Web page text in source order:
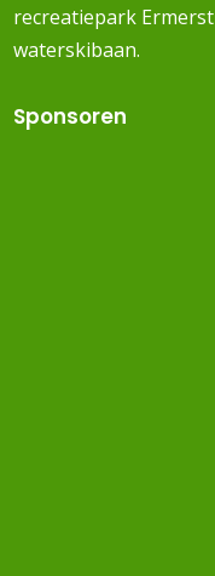
recreatiepark
waterskibaan.
Sponsoren